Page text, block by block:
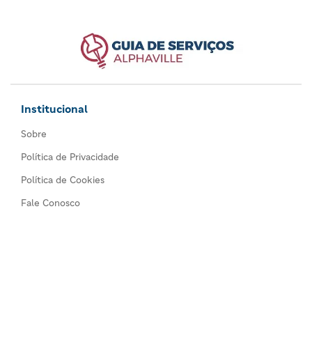
Institucional
Sobre
Política de Privacidade
Política de Cookies
Fale Conosco